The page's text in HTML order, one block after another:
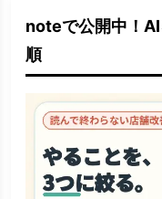
noteで公開中！
順